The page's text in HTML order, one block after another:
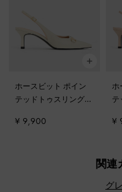
ホースビット ポイン
テッドトゥスリングバ
ク
¥ 9,900
ホ
テ
¥
関連
グ